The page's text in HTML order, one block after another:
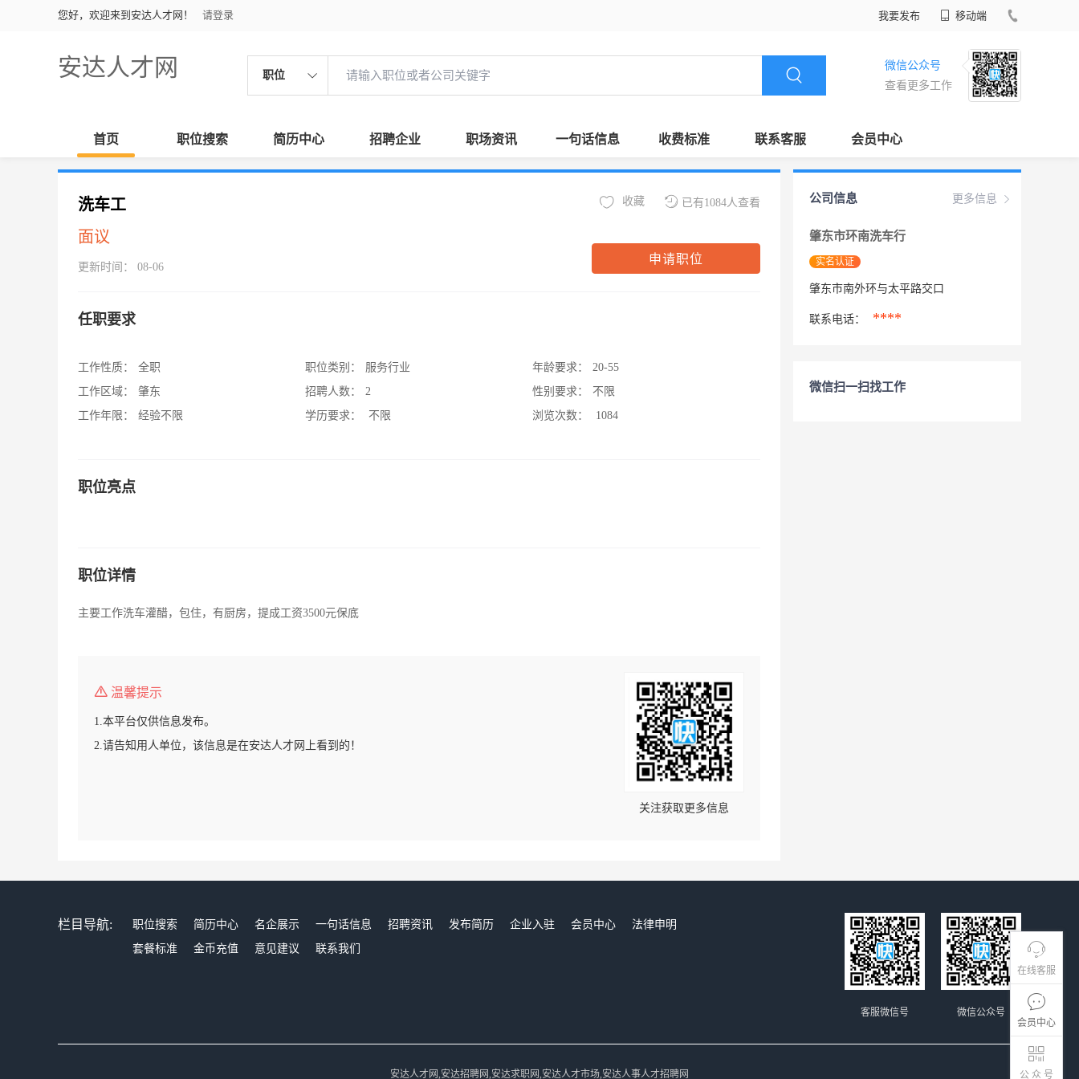
您好，欢迎来到安达人才网！ 请登录 我要发布 移动端
安达人才网 职位
微信公众号
查看更多工作
首页 职位搜索 简历中心 招聘企业 职场资讯 一句话信息 收费标准 联系客服 会员中心
在线客服
会员中心
公 众 号
洗车工
面议
更新时间： 08-06
已有1084人查看
收藏
申请职位
任职要求
工作性质：
全职
工作区域：
肇东
工作年限：
经验不限
职位类别：
服务行业
招聘人数：
2
学历要求：
不限
年龄要求：
20-55
性别要求：
不限
浏览次数：
1084
职位亮点
职位详情
主要工作洗车灌醋，包住，有厨房，提成工资3500元保底
温馨提示
1.本平台仅供信息发布。
2.请告知用人单位，该信息是在安达人才网上看到的！
关注获取更多信息
更多信息
公司信息
肇东市环南洗车行
实名认证
肇东市南外环与太平路交口
联系电话： ****
微信扫一扫找工作
栏目导航: 职位搜索 简历中心 名企展示 一句话信息 招聘资讯 发布简历 企业入驻 会员中心
法律申明
套餐标准
金币充值 意见建议 联系我们
微信公众号
客服微信号
安达人才网,安达招聘网,安达求职网,安达人才市场,安达人事人才招聘网